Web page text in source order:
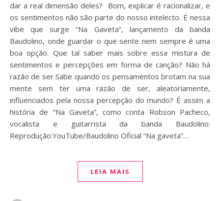
dar a real dimensão deles? Bom, explicar é racionalizar, e
os sentimentos não são parte do nosso intelecto. É nessa
vibe que surge “Na Gaveta”, lançamento da banda
Baudolino, onde guardar o que sente nem sempre é uma
boa opção. Que tal saber mais sobre essa mistura de
sentimentos e percepções em forma de canção? Não há
razão de ser Sabe quando os pensamentos brotam na sua
mente sem ter uma razão de ser, aleatoriamente,
influenciados pela nossa percepção do mundo? É assim a
história de “Na Gaveta”, como conta Robson Pacheco,
vocalista e guitarrista da banda Baudolino:
Reprodução:YouTube/Baudolino Oficial “Na gaveta”…
LEIA MAIS